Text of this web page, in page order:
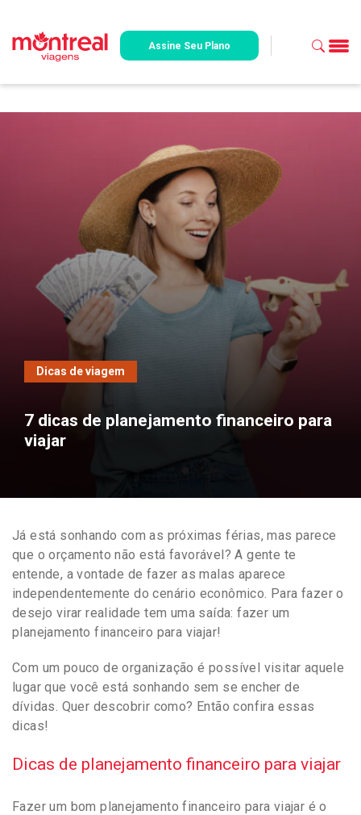
Assine Seu Plano
Dicas de viagem
7 dicas de planejamento financeiro para
viajar
Já está sonhando com as próximas férias, mas parece
que o orçamento não está favorável? A gente te
entende, a vontade de fazer as malas aparece
independentemente do cenário econômico. Para fazer o
desejo virar realidade tem uma saída: fazer um
planejamento financeiro para viajar!
Com um pouco de organização é possível visitar aquele
lugar que você está sonhando sem se encher de
dívidas. Quer descobrir como? Então confira essas
dicas!
Dicas de planejamento financeiro para viajar
Fazer um bom planejamento financeiro para viajar é o